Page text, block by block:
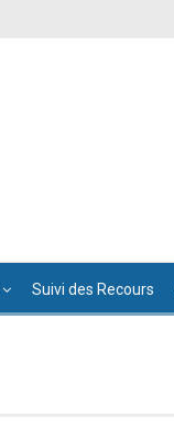
Suivi des Recours